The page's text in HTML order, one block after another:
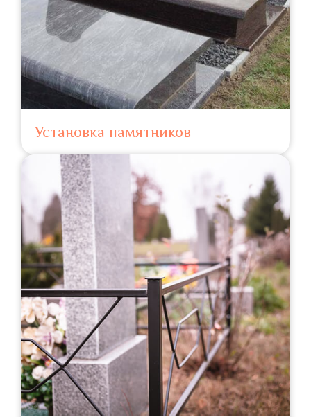
Установка памятников